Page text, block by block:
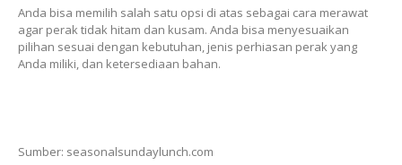
Anda bisa memilih salah satu opsi di atas sebagai cara merawat
agar perak tidak hitam dan kusam. Anda bisa menyesuaikan
pilihan sesuai dengan kebutuhan, jenis perhiasan perak yang
Anda miliki, dan ketersediaan bahan.
Sumber: seasonalsundaylunch.com